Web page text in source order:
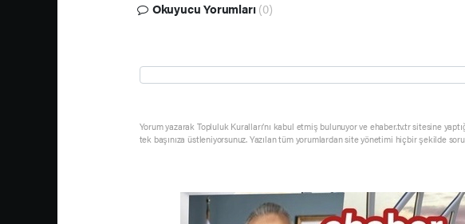
Okuyucu Yorumları (0)
Yorum yazarak Topluluk Kuralları’nı kabul etmiş bulunuyor ve ehaber.tv.tr sitesine
tek başınıza üstleniyorsunuz. Yazılan tüm yorumlardan site yönetimi hiçbir şekilde